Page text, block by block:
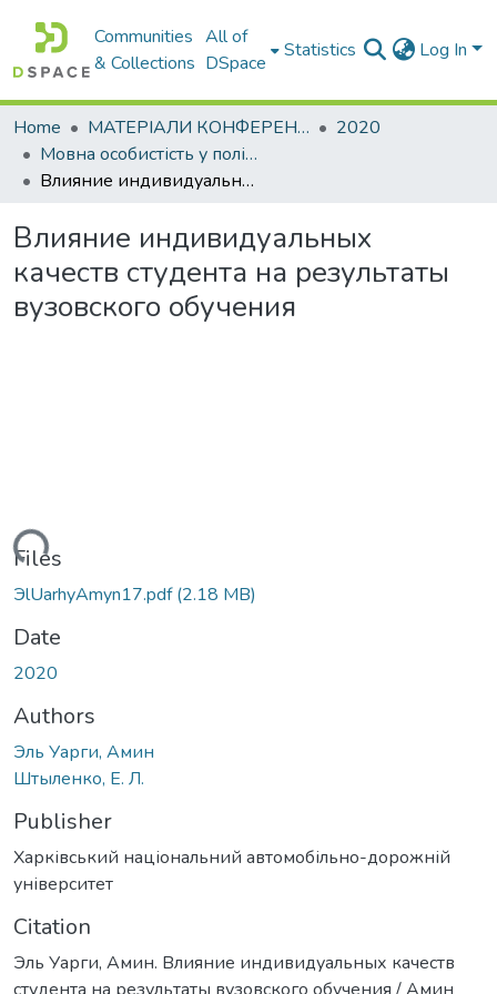
Communities
& Collections
All of
DSpace
Statistics Log In
Home МАТЕРІАЛИ КОНФЕРЕНЦІЙ
2020
Мовна особистість у полікультурному світі
Влияние индивидуальных качеств студента на результаты вузовского обучения
Влияние индивидуальных
качеств студента на результаты
вузовского обучения
Files
ЭlUarhyAmyn17.pdf(2.18 MB)
Date
2020
Authors
Эль Уарги, Амин
Штыленко, Е. Л.
Publisher
Харківський національний автомобільно-дорожній
університет
Citation
Эль Уарги, Амин. Влияние индивидуальных качеств